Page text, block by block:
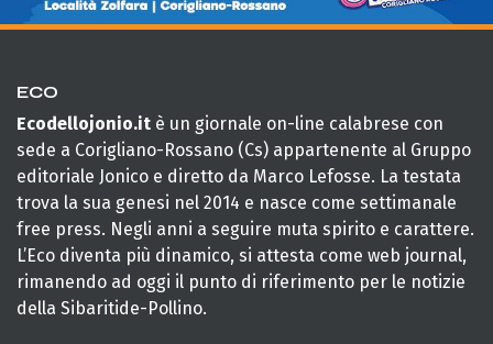
ECO
Ecodellojonio.it è un giornale on-line calabrese con
sede a Corigliano-Rossano (Cs) appartenente al Gruppo
editoriale Jonico e diretto da Marco Lefosse. La testata
trova la sua genesi nel 2014 e nasce come settimanale
free press. Negli anni a seguire muta spirito e carattere.
L’Eco diventa più dinamico, si attesta come web journal,
rimanendo ad oggi il punto di riferimento per le notizie
della Sibaritide-Pollino.